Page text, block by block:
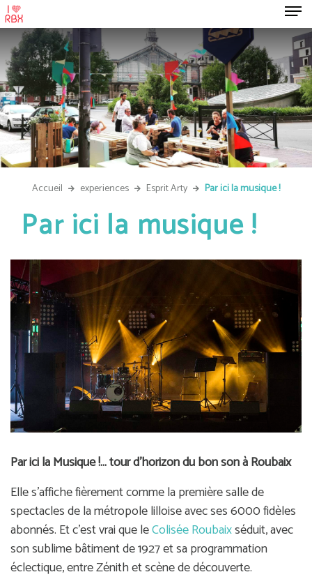
Accueil experiences Esprit Arty Par ici la musique !
Par ici la musique !
Par ici la Musique !... tour d'horizon du bon son à Roubaix
Elle s’affiche fièrement comme la première salle de
spectacles de la métropole lilloise avec ses 6000 fidèles
abonnés. Et c’est vrai que leColisée Roubaixséduit, avec
son sublime bâtiment de 1927 et sa programmation
éclectique, entre Zénith et scène de découverte.